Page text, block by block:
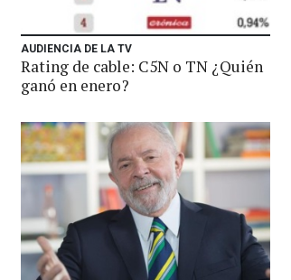
AUDIENCIA DE LA TV
Rating de cable: C5N o TN ¿Quién
ganó en enero?